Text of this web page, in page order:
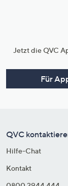
Jetzt die QVC
Für
QVC
Hilfe-Chat
Kontakt